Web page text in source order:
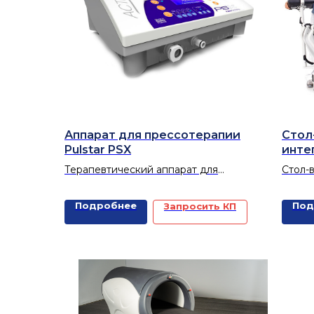
Аппарат для прессотерапии
Pulstar PSX
Терапевтический аппарат для
прессотерапии
Подробнее Запросить КП
Стол-